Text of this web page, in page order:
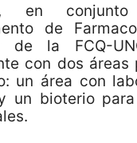
en
de
de la FCQ-
con dos áreas
un área con
un bioterio